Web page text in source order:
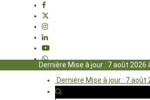
Dernière Mise à jour : 7 août
Dernière Mise à jour : 7 août 2026